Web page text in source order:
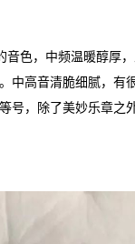
色，中频温暖醇厚
中高音清脆细腻，有
号，除了美妙乐章之